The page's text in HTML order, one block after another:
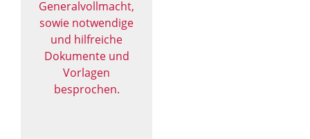
Generalvollmacht,
sowie notwendige
und hilfreiche
Dokumente und
Vorlagen
besprochen.